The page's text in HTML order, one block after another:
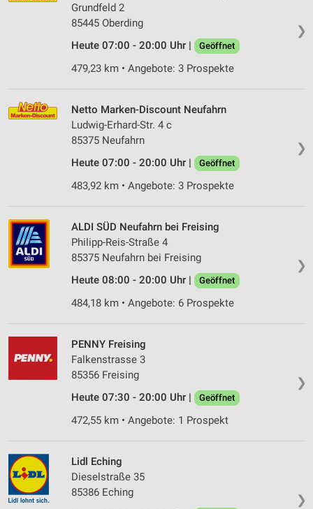
❯
Grundfeld 2
85445 Oberding
Heute 07:00 - 20:00 Uhr |
Geöffnet
479,23 km • Angebote: 3 Prospekte
❯
Netto Marken-Discount Neufahrn
Ludwig-Erhard-Str. 4 c
85375 Neufahrn
Heute 07:00 - 20:00 Uhr |
Geöffnet
483,92 km • Angebote: 3 Prospekte
❯
ALDI SÜD Neufahrn bei Freising
Philipp-Reis-Straße 4
85375 Neufahrn bei Freising
Heute 08:00 - 20:00 Uhr |
Geöffnet
484,18 km • Angebote: 6 Prospekte
❯
PENNY Freising
Falkenstrasse 3
85356 Freising
Heute 07:30 - 20:00 Uhr |
Geöffnet
472,55 km • Angebote: 1 Prospekt
❯
Lidl Eching
Dieselstraße 35
85386 Eching